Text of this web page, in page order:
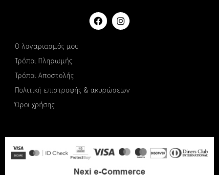
Ο λογαριασμός μου
Τρόποι Πληρωμής
Τρόποι Αποστολής
Πολιτική επιστροφής & ακυρώσεων
Όροι χρήσης